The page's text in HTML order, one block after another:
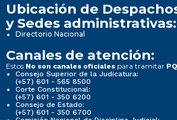
Ubicación de
y Sedes administrativas:
Directorio Nacional
Canales de atención:
Estos No son canales oficiales para tramitar
Consejo Superior de la Judicatura:
(+57) 601 - 565 8500
Corte Constitucional:
(+57) 601 - 350 6200
Consejo de Estado:
(+57) 601 - 350 6700